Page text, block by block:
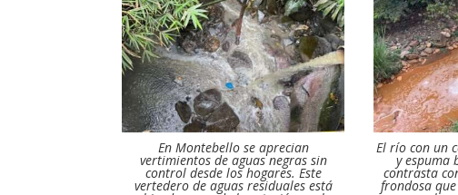
En Montebello se aprecian
vertimientos de aguas negras sin
control desde los hogares. Este
vertedero de aguas residuales está
El río con un
y espuma
contrasta
frondosa